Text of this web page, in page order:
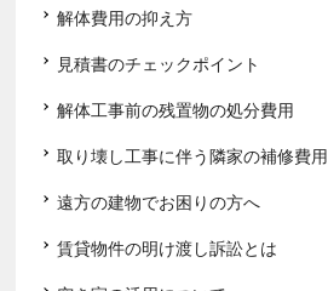
解体費用の抑え方
見積書のチェックポイント
解体工事前の残置物の処分費用
取り壊し工事に伴う隣家の補修費用
遠方の建物でお困りの方へ
賃貸物件の明け渡し訴訟とは